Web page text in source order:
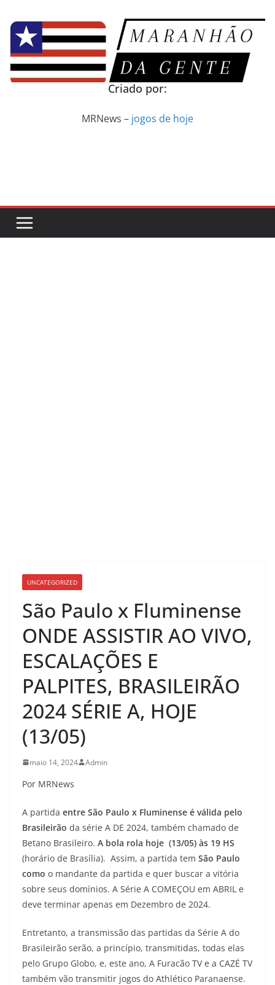
para
conteúdo
Criado por:
MRNews – jogos de hoje
UNCATEGORIZED
São Paulo x Fluminense
ONDE ASSISTIR AO VIVO,
ESCALAÇÕES E
PALPITES, BRASILEIRÃO
2024 SÉRIE A, HOJE
(13/05)
maio 14, 2024 Admin
Por MRNews
A partida entre São Paulo x Fluminense é válida pelo
Brasileirão da série A DE 2024, também chamado de
Betano Brasileiro. A bola rola hoje (13/05) às 19 HS
(horário de Brasília). Assim, a partida tem São Paulo
como o mandante da partida e quer buscar a vitória
sobre seus domínios. A Série A COMEÇOU em ABRIL e
deve terminar apenas em Dezembro de 2024.
Entretanto, a transmissão das partidas da Série A do
Brasileirão serão, a princípio, transmitidas, todas elas
pelo Grupo Globo, e, este ano, A Furacão TV e a CAZÉ TV
também vão transmitir jogos do Athlético Paranaense.